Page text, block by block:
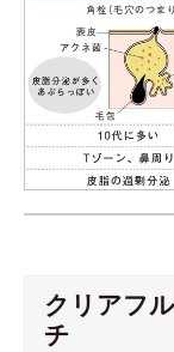
クリアフ
チ